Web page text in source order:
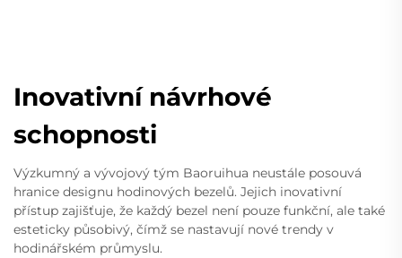
Inovativní návrhové
schopnosti
Výzkumný a vývojový tým Baoruihua neustále posouvá
hranice designu hodinových bezelů. Jejich inovativní
přístup zajišťuje, že každý bezel není pouze funkční, ale také
esteticky působivý, čímž se nastavují nové trendy v
hodinářském průmyslu.